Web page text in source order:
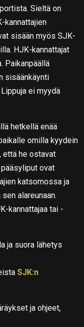
Sieltä on
kannattajien
sisään myös SJK-
HJK-kannattajat
Paikanpäällä
sisäänkäynti
ei myydä
hetkellä enää
omilla kyydein
että he ostavat
ovat
katsomossa ja
alareunaan.
kannattajaa tai -
ja suora lähetys
SJK:n
ja ohjeet,